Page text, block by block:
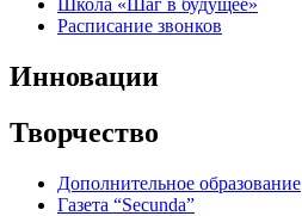
Школа «Шаг в будущее»
Расписание звонков
Инновации
Творчество
Дополнительное образование
Газета “Secunda”